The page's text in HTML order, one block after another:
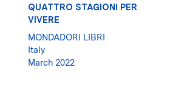
QUATTRO STAGIONI PER
VIVERE
MONDADORI LIBRI
Italy
March 2022